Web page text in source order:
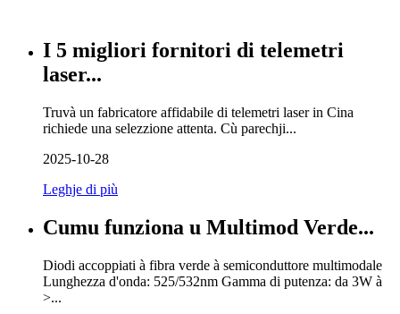
I 5 migliori fornitori di telemetri
laser...
Truvà un fabricatore affidabile di telemetri laser in Cina
richiede una selezzione attenta. Cù parechji...
2025-10-28
Leghje di più
Cumu funziona u Multimod Verde...
Diodi accoppiati à fibra verde à semiconduttore multimodale
Lunghezza d'onda: 525/532nm Gamma di putenza: da 3W à
>...